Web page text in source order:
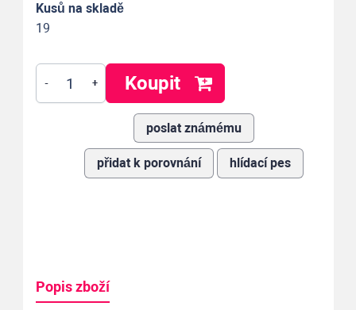
Kusů na skladě
19
Koupit
+
-
poslat známému
přidat k porovnání hlídací pes
Popis zboží